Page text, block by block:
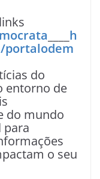
h
portalodem
do
entorno de
do mundo
para
o seu